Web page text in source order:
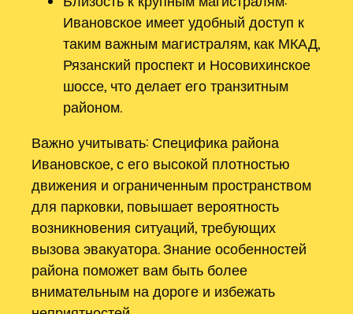
Ивановское имеет удобный доступ к
таким важным магистралям, как МКАД,
Рязанский проспект и Носовихинское
шоссе, что делает его транзитным
районом.
Важно учитывать: Специфика района
Ивановское, с его высокой плотностью
движения и ограниченным пространством
для парковки, повышает вероятность
возникновения ситуаций, требующих
вызова эвакуатора. Знание особенностей
района поможет вам быть более
внимательным на дороге и избежать